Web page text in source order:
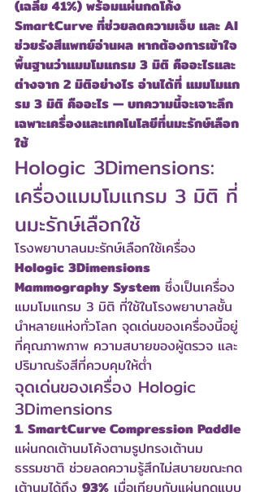
(เฉลี่ย 41%) พร้อมแผ่นกดโค้ง
SmartCurve ที่ช่วยลดความเจ็บ และ AI
ช่วยรังสีแพทย์อ่านผล หากต้องการเข้าใจ
พื้นฐานว่าแมมโมแกรม 3 มิติ คืออะไรและ
ต่างจาก 2 มิติอย่างไร อ่านได้ที่ แมมโมแก
รม 3 มิติ คืออะไร — บทความนี้จะเจาะลึก
เฉพาะเครื่องและเทคโนโลยีที่นมะรักษ์เลือก
ใช้
Hologic 3Dimensions:
เครื่องแมมโมแกรม 3 มิติ ที่
นมะรักษ์เลือกใช้
โรงพยาบาลนมะรักษ์เลือกใช้เครื่อง
Hologic 3Dimensions
Mammography System ซึ่งเป็นเครื่อง
แมมโมแกรม 3 มิติ ที่ใช้ในโรงพยาบาลชั้น
นำหลายแห่งทั่วโลก จุดเด่นของเครื่องนี้อยู่
ที่คุณภาพภาพ ความสบายของผู้ตรวจ และ
ปริมาณรังสีที่ควบคุมให้ต่ำ
จุดเด่นของเครื่อง Hologic
3Dimensions
1. SmartCurve Compression Paddle
แผ่นกดเต้านมโค้งตามรูปทรงเต้านม
ธรรมชาติ ช่วยลดความรู้สึกไม่สบายขณะกด
เต้านมได้ถึง 93% เมื่อเทียบกับแผ่นกดแบบ